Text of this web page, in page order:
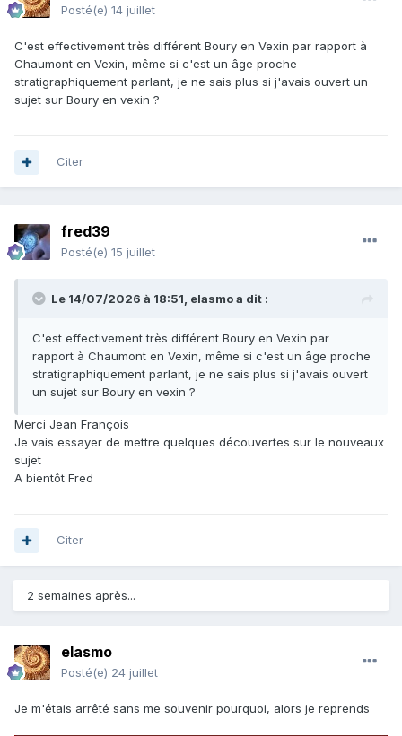
Posté(e) 14 juillet
C'est effectivement très différent Boury en Vexin par rapport à
Chaumont en Vexin, même si c'est un âge proche
stratigraphiquement parlant, je ne sais plus si j'avais ouvert un
sujet sur Boury en vexin ?
Citer
fred39
Posté(e) 15 juillet
Le 14/07/2026 à 18:51, elasmoa dit :
C'est effectivement très différent Boury en Vexin par
rapport à Chaumont en Vexin, même si c'est un âge proche
stratigraphiquement parlant, je ne sais plus si j'avais ouvert
un sujet sur Boury en vexin ?
Merci Jean François
Je vais essayer de mettre quelques découvertes sur le nouveaux
sujet
A bientôt Fred
Citer
2 semaines après...
elasmo
Posté(e) 24 juillet
Je m'étais arrêté sans me souvenir pourquoi, alors je reprends